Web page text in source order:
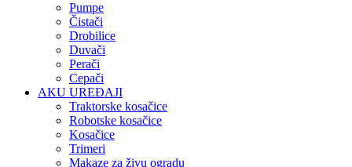
Pumpe
Čistači
Drobilice
Duvači
Perači
Cepači
AKU UREĐAJI
Traktorske kosačice
Robotske kosačice
Kosačice
Trimeri
Makaze za živu ogradu